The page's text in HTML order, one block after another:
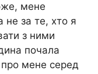
мене
не за те, хто я
з ними
почала
про мене серед